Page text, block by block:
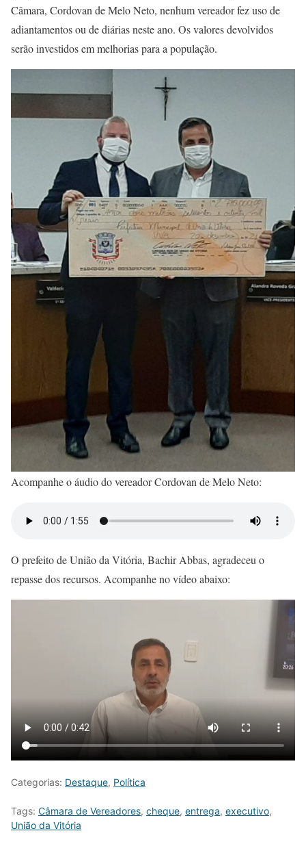
Câmara, Cordovan de Melo Neto, nenhum vereador fez uso de
adiantamentos ou de diárias neste ano. Os valores devolvidos
serão investidos em melhorias para a população.
Acompanhe o áudio do vereador Cordovan de Melo Neto:
O prefeito de União da Vitória, Bachir Abbas, agradeceu o
repasse dos recursos. Acompanhe no vídeo abaixo:
Categorias: Destaque, Política
Tags: Câmara de Vereadores, cheque, entrega, executivo,
União da Vitória